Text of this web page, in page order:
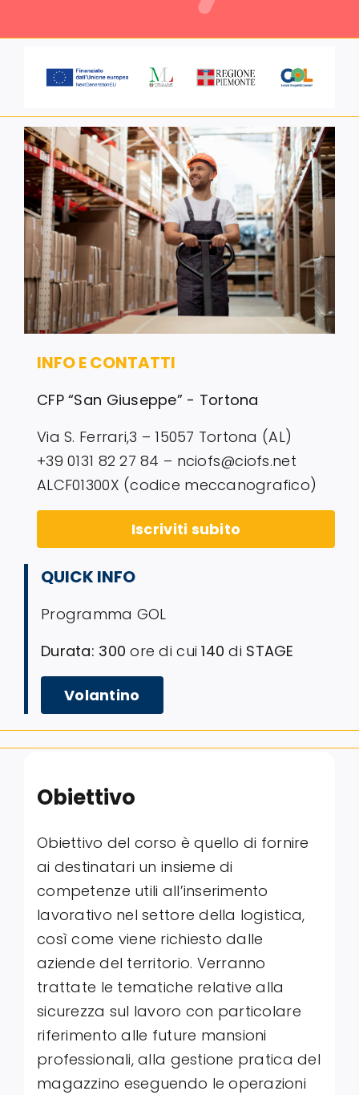
Richiedi informazioni
INFO E CONTATTI
CFP “San Giuseppe” - Tortona
Via S. Ferrari,3 – 15057 Tortona (AL)
+39 0131 82 27 84 – nciofs@ciofs.net
ALCF01300X (codice meccanografico)
Iscriviti subito
QUICK INFO
Programma GOL
Durata: 300 ore di cui 140di STAGE
Volantino
Obiettivo
Obiettivo del corso è quello di fornire
ai destinatari un insieme di
competenze utili all’inserimento
lavorativo nel settore della logistica,
così come viene richiesto dalle
aziende del territorio. Verranno
trattate le tematiche relative alla
sicurezza sul lavoro con particolare
riferimento alle future mansioni
professionali, alla gestione pratica del
magazzino eseguendo le operazioni